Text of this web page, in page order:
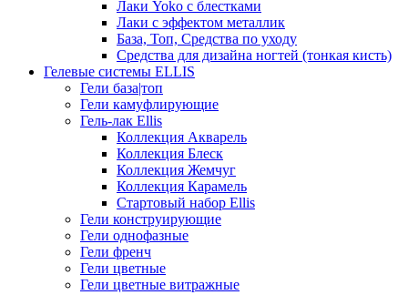
Лаки Yoko с блестками
Лаки с эффектом металлик
База, Топ, Средства по уходу
Средства для дизайна ногтей (тонкая кисть)
Гелевые системы ELLIS
Гели база|топ
Гели камуфлирующие
Гель-лак Ellis
Коллекция Акварель
Коллекция Блеск
Коллекция Жемчуг
Коллекция Карамель
Стартовый набор Ellis
Гели конструирующие
Гели однофазные
Гели френч
Гели цветные
Гели цветные витражные